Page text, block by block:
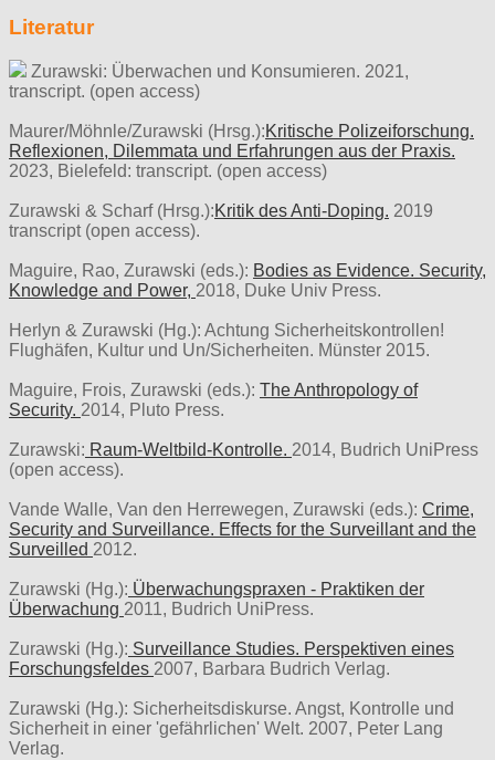
Literatur
Zurawski: Überwachen und Konsumieren. 2021,
transcript. (open access)
Maurer/Möhnle/Zurawski (Hrsg.):Kritische Polizeiforschung.
Reflexionen, Dilemmata und Erfahrungen aus der Praxis.
2023, Bielefeld: transcript. (open access)
Zurawski & Scharf (Hrsg.):Kritik des Anti-Doping. 2019
transcript (open access).
Maguire, Rao, Zurawski (eds.): Bodies as Evidence. Security,
Knowledge and Power, 2018, Duke Univ Press.
Herlyn & Zurawski (Hg.): Achtung Sicherheitskontrollen!
Flughäfen, Kultur und Un/Sicherheiten. Münster 2015.
Maguire, Frois, Zurawski (eds.): The Anthropology of
Security. 2014, Pluto Press.
Zurawski: Raum-Weltbild-Kontrolle. 2014, Budrich UniPress
(open access).
Vande Walle, Van den Herrewegen, Zurawski (eds.): Crime,
Security and Surveillance. Effects for the Surveillant and the
Surveilled 2012.
Zurawski (Hg.): Überwachungspraxen - Praktiken der
Überwachung 2011, Budrich UniPress.
Zurawski (Hg.): Surveillance Studies. Perspektiven eines
Forschungsfeldes 2007, Barbara Budrich Verlag.
Zurawski (Hg.): Sicherheitsdiskurse. Angst, Kontrolle und
Sicherheit in einer 'gefährlichen' Welt. 2007, Peter Lang
Verlag.